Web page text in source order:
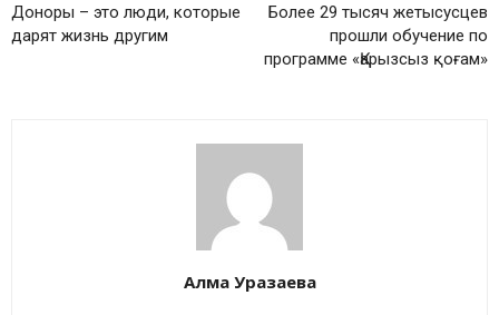
Доноры – это люди, которые
дарят жизнь другим
Более 29 тысяч жетысусцев
прошли обучение по
программе «Қарызсыз қоғам»
Алма Уразаева